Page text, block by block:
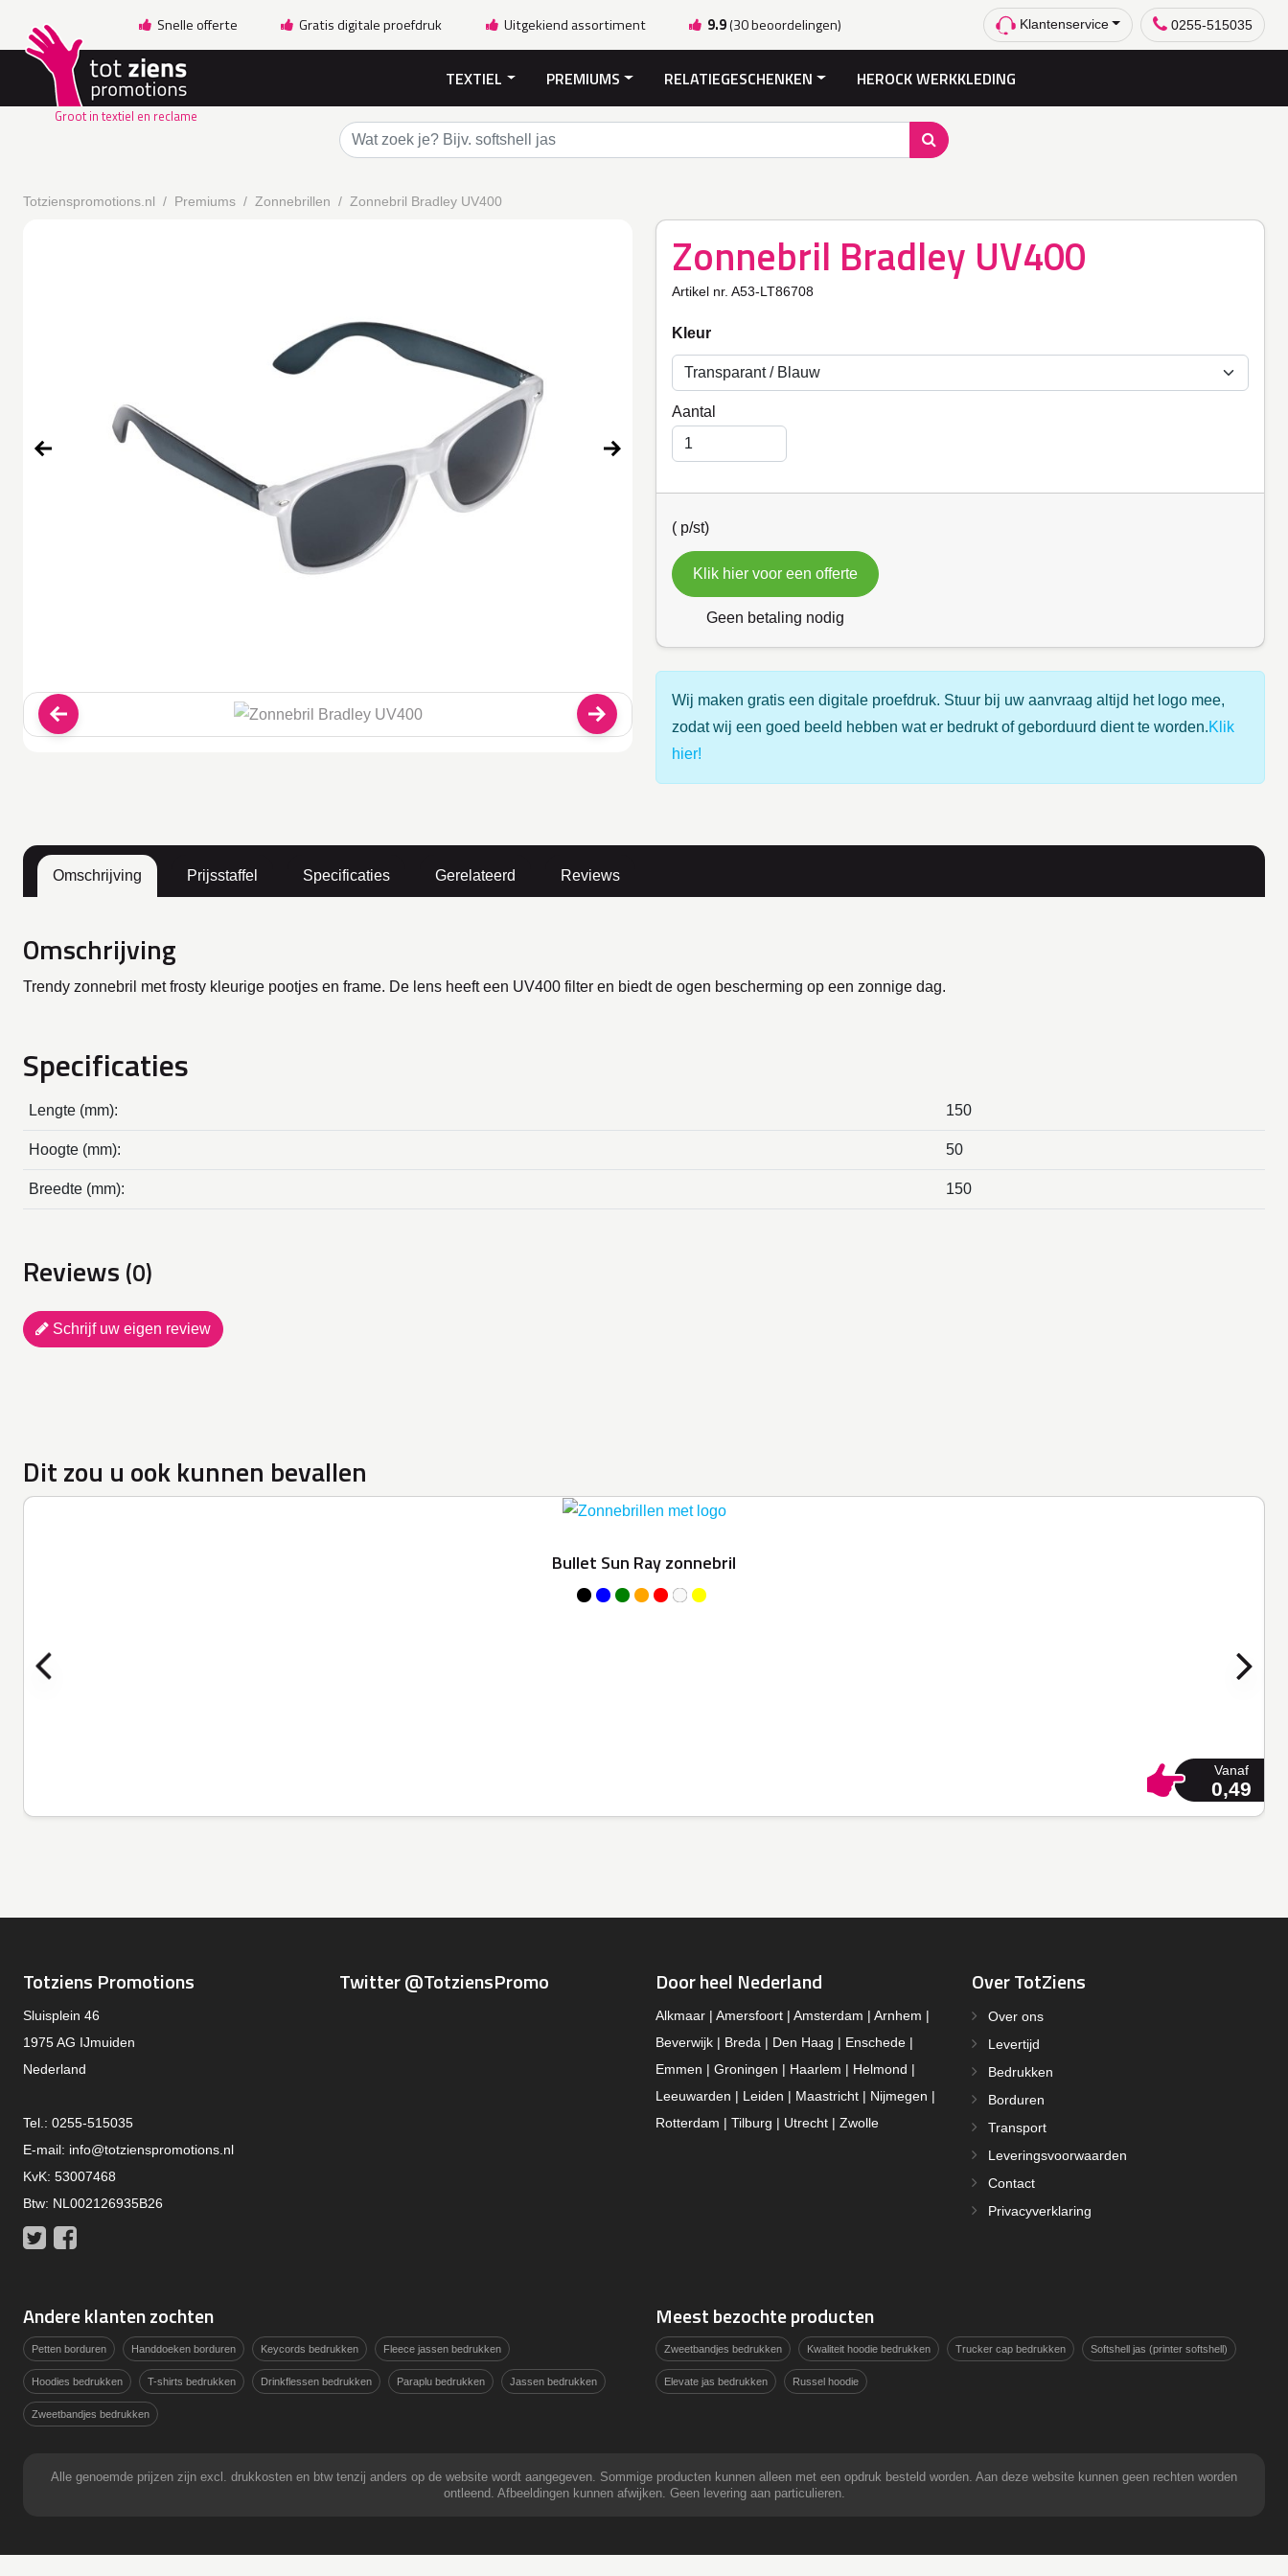
Snelle offerte Gratis digitale proefdruk Uitgekiend assortiment 9.9(30 beoordelingen) Klantenservice 0255-515035
Groot in textiel en reclame
TEXTIEL PREMIUMS RELATIEGESCHENKEN HEROCK WERKKLEDING
Totzienspromotions.nl Premiums Zonnebrillen Zonnebril Bradley UV400
Zonnebril Bradley UV400
Artikel nr. A53-LT86708
Kleur
Aantal
( p/st)
Klik hier voor een offerte
Geen betaling nodig
Wij maken gratis een digitale proefdruk. Stuur bij uw aanvraag altijd het logo mee,
zodat wij een goed beeld hebben wat er bedrukt of geborduurd dient te worden.Klik
hier!
Omschrijving Prijsstaffel Specificaties Gerelateerd Reviews
Omschrijving
Trendy zonnebril met frosty kleurige pootjes en frame. De lens heeft een UV400 filter en biedt de ogen bescherming op een zonnige dag.
Specificaties
Lengte (mm): 150
Hoogte (mm): 50
Breedte (mm): 150
Reviews (0)
Schrijf uw eigen review
Dit zou u ook kunnen bevallen
Bullet Sun Ray zonnebril
Vanaf
0,49
Totziens Promotions
Sluisplein 46
1975 AG IJmuiden
Nederland
Tel.: 0255-515035
E-mail: info@totzienspromotions.nl
KvK: 53007468
Btw: NL002126935B26
Twitter
Twitter @TotziensPromo Door heel Nederland
Alkmaar | Amersfoort | Amsterdam | Arnhem |
Beverwijk | Breda | Den Haag | Enschede |
Emmen | Groningen | Haarlem | Helmond |
Leeuwarden | Leiden | Maastricht | Nijmegen |
Rotterdam | Tilburg | Utrecht | Zwolle
Over TotZiens
Over ons
Levertijd
Bedrukken
Borduren
Transport
Leveringsvoorwaarden
Contact
Privacyverklaring
Andere klanten zochten
Petten borduren Handdoeken borduren Keycords bedrukken Fleece jassen bedrukken
Hoodies bedrukken T-shirts bedrukken Drinkflessen bedrukken Paraplu bedrukken Jassen bedrukken
Zweetbandjes bedrukken
Meest bezochte producten
Zweetbandjes bedrukken Kwaliteit hoodie bedrukken Trucker cap bedrukken Softshell jas (printer softshell)
Elevate jas bedrukken Russel hoodie
Alle genoemde prijzen zijn excl. drukkosten en btw tenzij anders op de website wordt aangegeven. Sommige producten kunnen alleen met een opdruk besteld worden. Aan deze website kunnen geen rechten worden
ontleend. Afbeeldingen kunnen afwijken. Geen levering aan particulieren.